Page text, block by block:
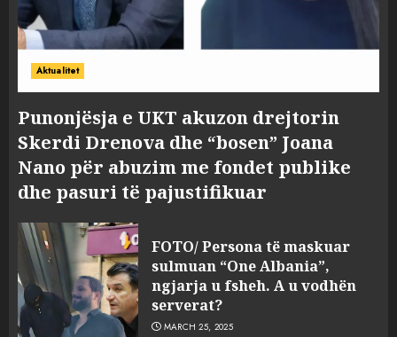
Aktualitet
Punonjësja e UKT akuzon drejtorin
Skerdi Drenova dhe “bosen” Joana
Nano për abuzim me fondet publike
dhe pasuri të pajustifikuar
FOTO/ Persona të maskuar
sulmuan “One Albania”,
ngjarja u fsheh. A u vodhën
serverat?
MARCH 25, 2025